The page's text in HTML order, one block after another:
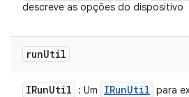
descreve as opções do dispositivo
runUtil
IRunUtil : Um IRunUtil para